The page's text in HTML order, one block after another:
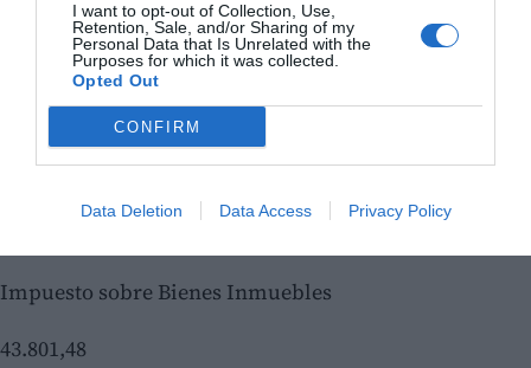
I want to opt-out of Collection, Use,
Retention, Sale, and/or Sharing of my
Personal Data that Is Unrelated with the
Purposes for which it was collected.
Opted Out
CONFIRM
Data Deletion Data Access Privacy Policy
Fianza definitiva
Impuesto sobre Bienes Inmuebles
43.801,48